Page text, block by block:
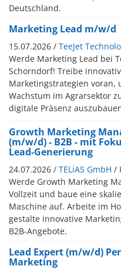
Deutschland.
Marketing Lead m/w/d
15.07.2026 / TeeJet
Werde Marketing Lead bei
Schorndorf! Treibe
Marketingstrategien voran,
Wachstum im Agrarsektor
digitale Präsenz
Growth Marketing
(m/w/d) - B2B - mit
Lead-Generierung
24.07.2026 / TELiAS GmbH /
Werde Growth Marketing
Vollzeit und baue eine
Maschine auf. Arbeite im
gestalte innovative
B2B-Angebote.
Lead Expert (m/w/d)
Marketing